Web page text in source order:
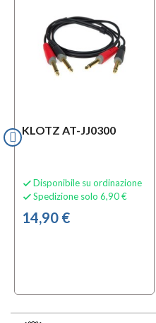
KLOTZ AT-JJ0300
 Disponibile su ordinazione
 Spedizione solo 6,90 €
14,90 €